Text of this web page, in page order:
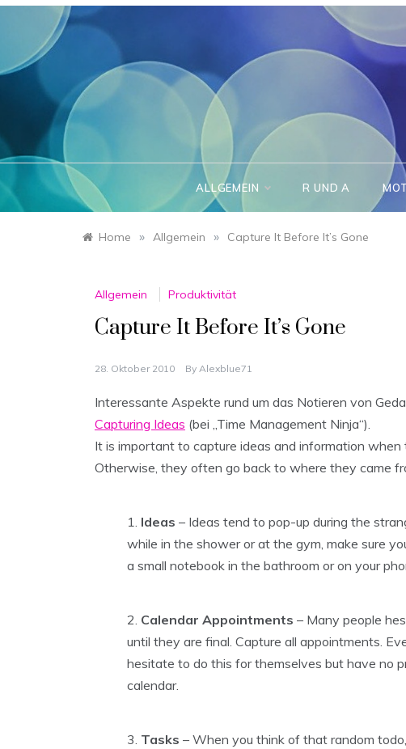
Skip
ALLGEMEIN R UND A
Home » Allgemein » Capture It Before It’s Gone
Allgemein Produktivität
Capture It Before It’s Gone
28. Oktober 2010 By Alexblue71
Interessante Aspekte rund um das Notieren von
Capturing Ideas (bei „Time Management Ninja“).
It is important to capture ideas and information when
Otherwise, they often go back to where they came
Ideas – Ideas tend to pop-up during the
while in the shower or at the gym, make sure
a small notebook in the bathroom or on your
Calendar Appointments – Many people
until they are final. Capture all appointments.
hesitate to do this for themselves but have no
calendar.
Tasks – When you think of that random